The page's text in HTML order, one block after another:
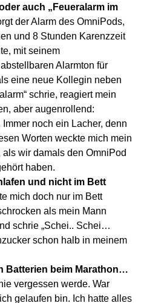
auch „Feueralarm im
der Alarm des OmniPods,
und 8 Stunden Karenzzeit
mit seinem
Alarmton für
eine neue Kollegin neben
schrie, reagiert mein
aber augenrollend:
noch ein Lacher, denn
Worten weckte mich mein
wir damals den OmniPod
haben.
und nicht im Bett
mich doch nur im Bett
als mein Mann
schrie „Schei.. Schei…
schon halb in meinem
Batterien beim Marathon…
vergessen werde. War
gelaufen bin. Ich hatte alles